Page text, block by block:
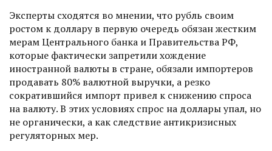
Эксперты сходятся во мнении, что рубль своим
ростом к доллару в первую очередь обязан жестким
мерам Центрального банка и Правительства РФ,
которые фактически запретили хождение
иностранной валюты в стране, обязали импортеров
продавать 80% валютной выручки, а резко
сократившийся импорт привел к снижению спроса
на валюту. В этих условиях спрос на доллары упал, но
не органически, а как следствие антикризисных
регуляторных мер.